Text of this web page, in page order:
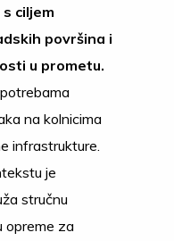
ciljem
površina i
u prometu.
na kolnicima
infrastrukture.
je
stručnu
opreme za